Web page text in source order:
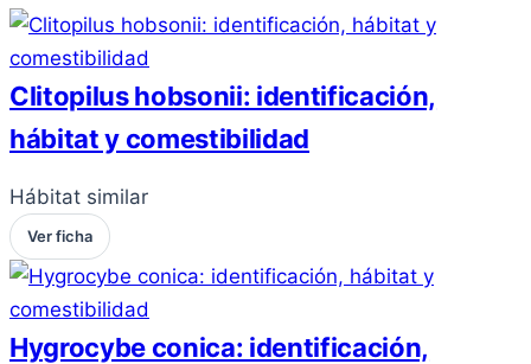
Clitopilus hobsonii: identificación,
hábitat y comestibilidad
Hábitat similar
Ver ficha
Hygrocybe conica: identificación,